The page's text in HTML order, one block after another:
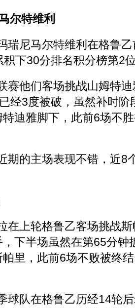
尔特维利
尼马尔特维利在格鲁乙
积下30分排名积分榜第2
他们客场挑战山姆特迪
经3度被破，虽然补时阶
特迪雅脚下，此前6场不
的主场表现不错，近8
上轮格鲁乙客场挑战斯
，下半场虽然在第65分钟
里，此前6场不败被终
队在格鲁乙历经14轮后